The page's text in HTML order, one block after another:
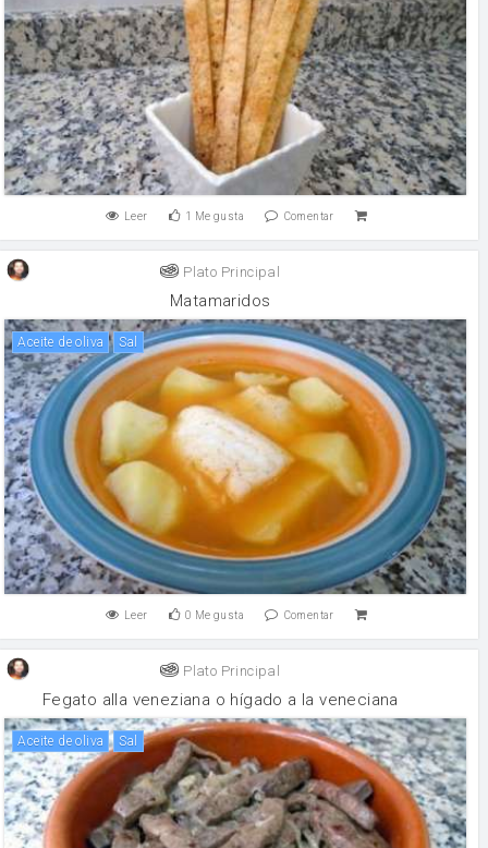
Leer 1 Me gusta Comentar
Plato Principal
Matamaridos
aceite de oliva sal
Leer 0 Me gusta Comentar
Plato Principal
Fegato alla veneziana o hígado a la veneciana
aceite de oliva sal